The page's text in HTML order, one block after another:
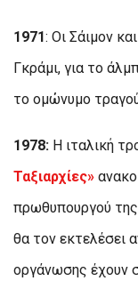
1971: Οι Σάιμον
Γκράμι, για το
το ομώνυμο
1978: Η ιταλική
Ταξιαρχίες»
πρωθυπουργού
θα τον εκτελέσει
οργάνωσης έχουν